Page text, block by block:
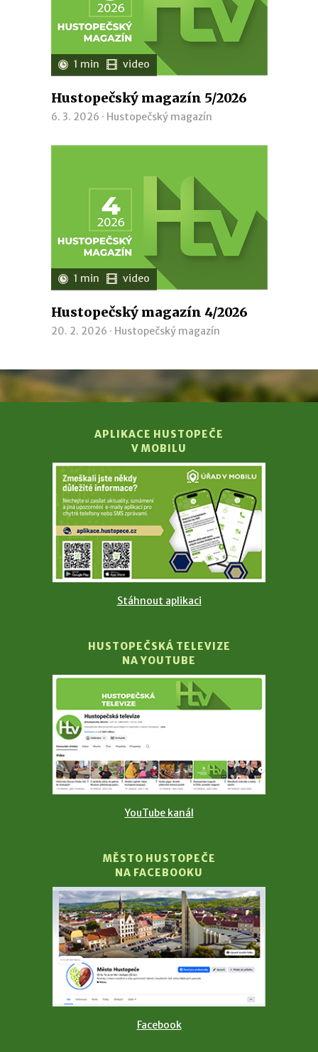
1 min video
Hustopečský magazín 5/2026
6. 3. 2026 · Hustopečský magazín
1 min video
Hustopečský magazín 4/2026
20. 2. 2026 · Hustopečský magazín
APLIKACE HUSTOPEČE
V MOBILU
Stáhnout aplikaci
HUSTOPEČSKÁ TELEVIZE
NA YOUTUBE
YouTube kanál
MĚSTO HUSTOPEČE
NA FACEBOOKU
Facebook